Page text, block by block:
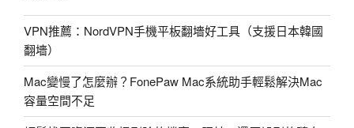
看
聯
報
APP〉
VPN推薦：NordVPN手機平板翻墻好工具（支援日本韓國
翻墻）
Mac變慢了怎麼辦？FonePaw Mac系統助手輕鬆解決Mac
容量空間不足